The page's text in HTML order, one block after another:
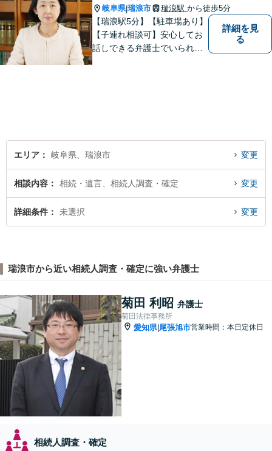
岐阜県|瑞浪市 瑞浪駅 から徒歩5分
【瑞浪駅5分】【駐車場あり】
【子連れ相談可】安心してお
話しできる弁護士でいられる
詳細を見
る
エリア 岐阜県、瑞浪市 変更
相談内容 相続・遺言、相続人調査・確定 変更
詳細条件 未選択 変更
瑞浪市から近い相続人調査・確定に強い弁護士
菊田 利昭 弁護士
菊田法律事務所
愛知県| 尾張旭市営業時間：本日定休日
相続人調査・確定